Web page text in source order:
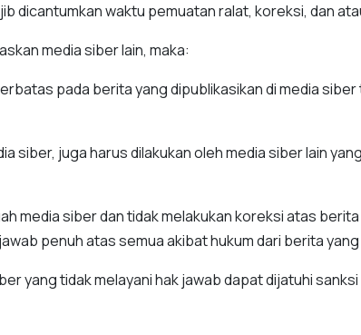
dicantumkan waktu pemuatan ralat, koreksi, dan
media siber lain, maka:
pada berita yang dipublikasikan di media
siber, juga harus dilakukan oleh media siber lain
media siber dan tidak melakukan koreksi atas
penuh atas semua akibat hukum dari berita
yang tidak melayani hak jawab dapat dijatuhi